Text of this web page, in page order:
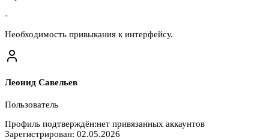
-
Необходимость привыкания к интерфейсу.
Леонид Савельев
Пользователь
Профиль подтверждён:нет привязанных аккаунтов
Зарегистрирован: 02.05.2026